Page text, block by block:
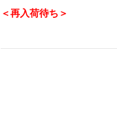
＜再入荷待ち＞